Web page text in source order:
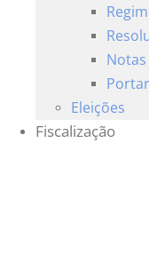
Notas
Eleições
Fiscalização